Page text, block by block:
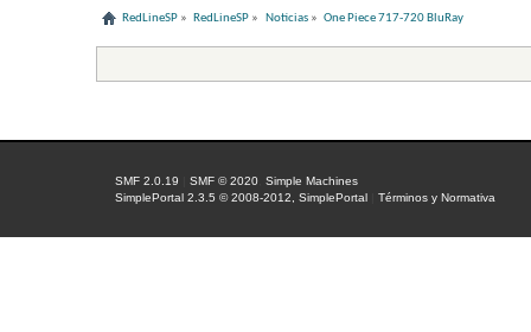
RedLineSP » RedLineSP » Noticias» One Piece 717-720 BluRay
SMF 2.0.19 |SMF © 2020 ,Simple Machines
SimplePortal 2.3.5 © 2008-2012, SimplePortal
|Términos y Normativa